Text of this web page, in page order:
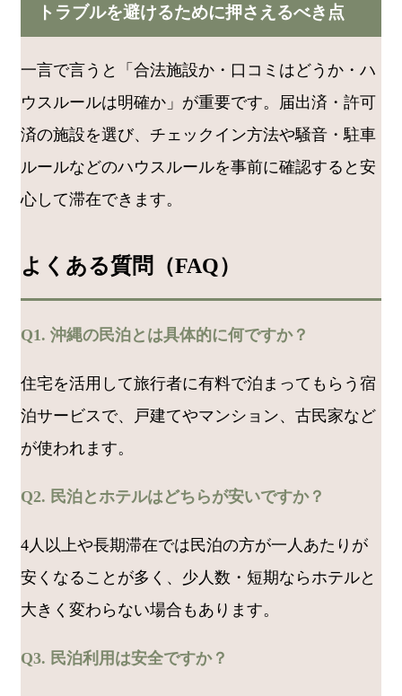
トラブルを避けるために押さえるべき点
一言で言うと「合法施設か・口コミはどうか・ハ
ウスルールは明確か」が重要です。届出済・許可
済の施設を選び、チェックイン方法や騒音・駐車
ルールなどのハウスルールを事前に確認すると安
心して滞在できます。
よくある質問（FAQ）
Q1. 沖縄の民泊とは具体的に何ですか？
住宅を活用して旅行者に有料で泊まってもらう宿
泊サービスで、戸建てやマンション、古民家など
が使われます。
Q2. 民泊とホテルはどちらが安いですか？
4人以上や長期滞在では民泊の方が一人あたりが
安くなることが多く、少人数・短期ならホテルと
大きく変わらない場合もあります。
Q3. 民泊利用は安全ですか？